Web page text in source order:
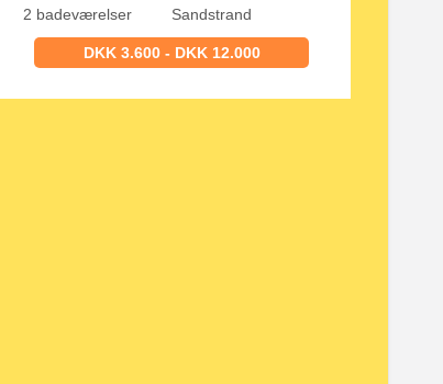
2 badeværelser
Sandstrand
DKK 3.600 - DKK 12.000